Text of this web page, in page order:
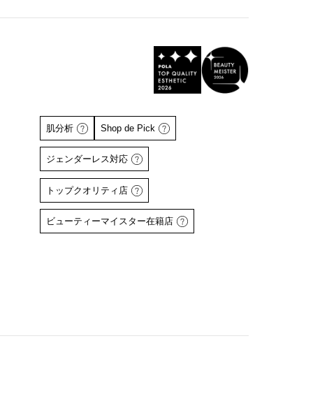
肌分析
詳しくはこちら
Shop de Pick
ジェンダーレス対応
トップクオリティ店
ビューティーマイスター在籍店